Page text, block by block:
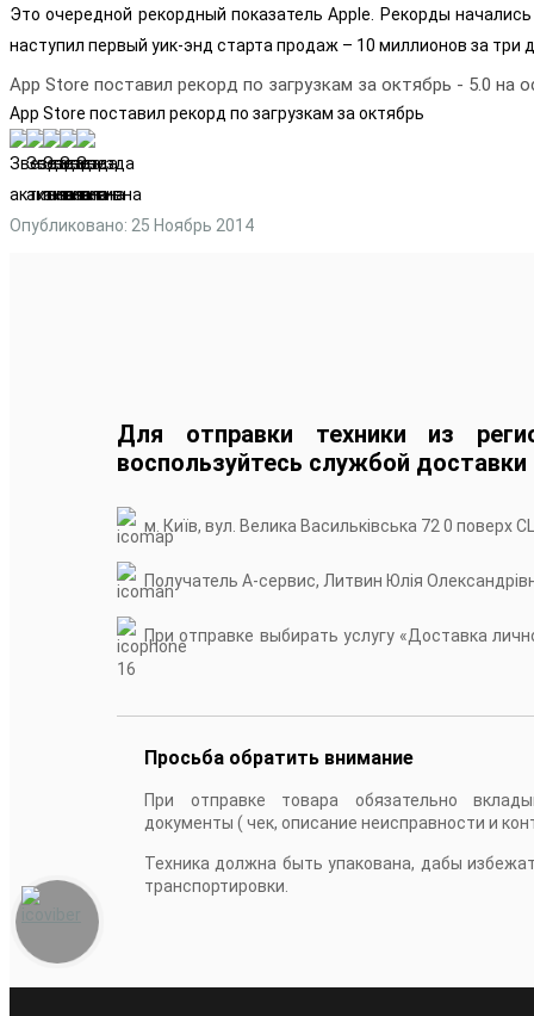
Это очередной рекордный показатель Apple. Рекорды
наступил первый уик-энд старта продаж – 10 миллионов за три
App Store поставил рекорд по загрузкам за октябрь - 5.0 на
App Store поставил рекорд по загрузкам за октябрь
Опубликовано: 25 Ноябрь 2014
Для отправки техники из
воспользуйтесь службой доставки
м. Київ, вул. Велика Васильківська 72 0 поверх
Получатель А-сервис, Литвин Юлія
При отправке выбирать услугу «Доставка
16
Просьба обратить внимание
При отправке товара обязательно
документы ( чек, описание неисправности и
Техника должна быть упакована, дабы
транспортировки.